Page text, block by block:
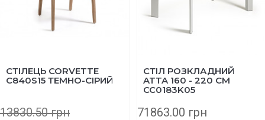
СТІЛЕЦЬ CORVETTE
C840S15 ТЕМНО-СІРИЙ
13830.50 грн
СТІЛ РОЗКЛАДНИЙ
ATTA 160 - 220 СМ
CC0183K05
71863.00 грн